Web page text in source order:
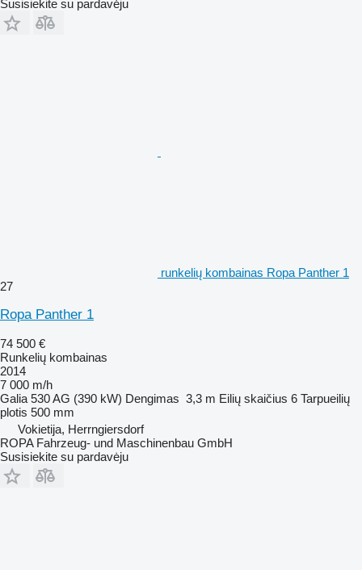
Susisiekite su pardavėju
runkelių kombainas Ropa Panther 1
27
Ropa Panther 1
74 500 €
Runkelių kombainas
2014
7 000 m/h
Galia 530 AG (390 kW) Dengimas 3,3 m Eilių skaičius 6 Tarpueilių
plotis 500 mm
Vokietija, Herrngiersdorf
ROPA Fahrzeug- und Maschinenbau GmbH
Susisiekite su pardavėju